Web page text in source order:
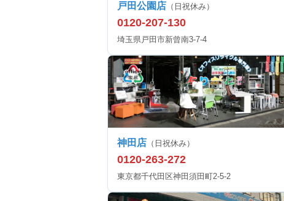
戸田公園店 （日祝休み）
0120-207-130
埼玉県戸田市新曾南3-7-4
神田店 （日祝休み）
0120-263-272
東京都千代田区神田須田町2-5-2